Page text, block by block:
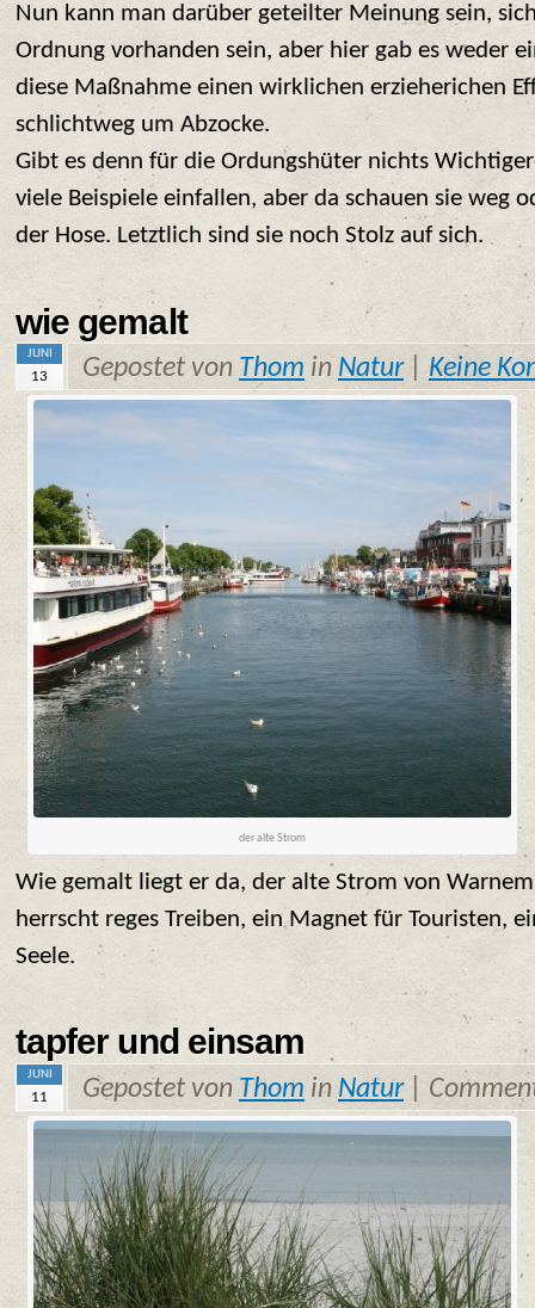
Nun kann man darüber geteilter Meinung sein,
Ordnung vorhanden sein, aber hier gab es weder
diese Maßnahme einen wirklichen erzieherichen
schlichtweg um Abzocke.
Gibt es denn für die Ordungshüter nichts
viele Beispiele einfallen, aber da schauen sie weg
der Hose. Letztlich sind sie noch Stolz auf sich.
wie gemalt
JUNI
13 Gepostet von Thom in Natur| Keine
der alte Strom
Wie gemalt liegt er da, der alte Strom von
herrscht reges Treiben, ein Magnet für Touristen,
Seele.
tapfer und einsam
JUNI
11 Gepostet von Thom in Natur|